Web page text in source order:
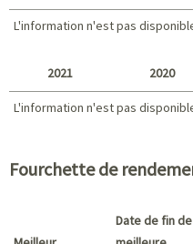
L'information n'est pas
2021 2020
L'information n'est pas
L'information n'est pas
Fourchette de
Date de fin